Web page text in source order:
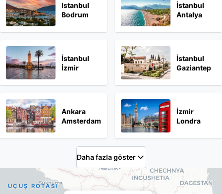
Istanbul
Bodrum
İstanbul
Antalya
İstanbul
İzmir
İstanbul
Gaziantep
Ankara
Amsterdam
İzmir
Londra
Daha fazla göster
UÇUŞ ROTASI